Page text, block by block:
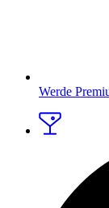
Werde